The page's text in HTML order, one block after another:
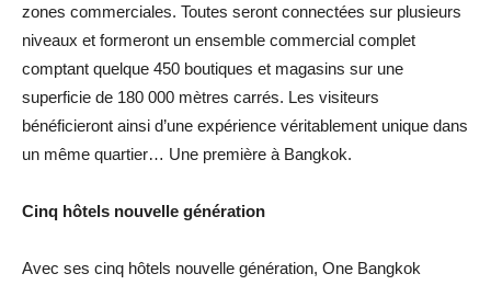
zones commerciales. Toutes seront connectées sur plusieurs
niveaux et formeront un ensemble commercial complet
comptant quelque 450 boutiques et magasins sur une
superficie de 180 000 mètres carrés. Les visiteurs
bénéficieront ainsi d’une expérience véritablement unique dans
un même quartier… Une première à Bangkok.
Cinq hôtels nouvelle génération
Avec ses cinq hôtels nouvelle génération, One Bangkok